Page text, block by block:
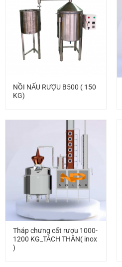
NỒI NẤU RƯỢU B500 ( 150
KG)
Tháp chưng cất rượu 1000-
1200 KG_TÁCH THÂN( inox
)